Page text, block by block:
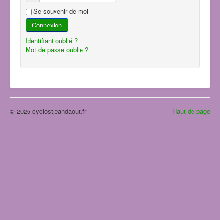
Se souvenir de moi
Connexion
Identifiant oublié ?
Mot de passe oublié ?
Haut de page
© 2026 cyclostjeandaout.fr